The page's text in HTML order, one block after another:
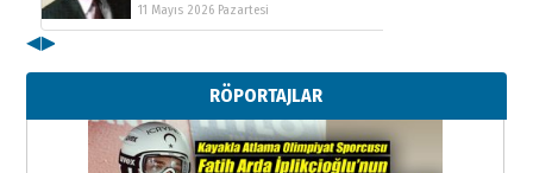
11 Mayıs 2026 Pazartesi
Metin Külünk: Aileyi Korumak
Geleceği Korumaktır
11 Mayıs 2026 Pazartesi
◀▶
RÖPORTAJLAR